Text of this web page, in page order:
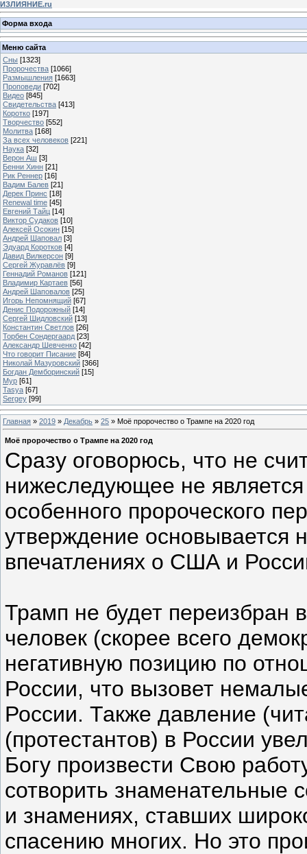
ИЗЛИЯНИЕ.ru
Форма входа
Меню сайта
Сны [1323]
Пророчества [1066]
Размышления [1663]
Проповеди [702]
Видео [845]
Свидетельства [413]
Коротко [197]
Творчество [552]
Молитва [168]
За всех человеков [221]
Наука [32]
Верон Аш [3]
Бенни Хинн [21]
Рик Реннер [16]
Вадим Балев [21]
Дерек Принс [18]
Renewal time [45]
Евгений Тайц [14]
Виктор Судаков [10]
Алексей Осокин [15]
Андрей Шаповал [3]
Эдуард Коротков [4]
Давид Вилкерсон [9]
Сергей Журавлёв [9]
Геннадий Романов [121]
Владимир Картаев [56]
Андрей Шаповалов [25]
Игорь Непомнящий [67]
Денис Подорожный [14]
Сергей Шидловский [13]
Константин Светлов [26]
Торбен Сондергаард [23]
Александр Шевченко [42]
Что говорит Писание [84]
Николай Мазуровский [366]
Богдан Демборинский [15]
Мур [61]
Tasya [67]
Sergey [99]
Главная » 2019 » Декабрь » 25 » Моё пророчество о Трампе на 2020 год
Моё пророчество о Трампе на 2020 год
Сразу оговорюсь, что не
нижеследующее не
особенного пророческого
утверждение основывается
впечатлениях о США и
Трамп не будет переизбран
человек (скорее всего
негативную позицию по
России, что вызовет
России. Также давление
(протестантов) в России
Богу произвести Свою
сотворить знаменательные
и знамениях, ставших
спасению многих. Но это